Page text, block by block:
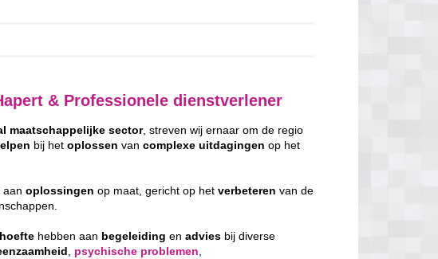
& Professionele dienstverlener
maatschappelijke sector, streven wij ernaar om de regio
bij hetoplossen vancomplexe uitdagingen op het
aanoplossingen op maat, gericht op hetverbeteren van de
hebben aan begeleiding enadvies bij diverse
psychische problemen